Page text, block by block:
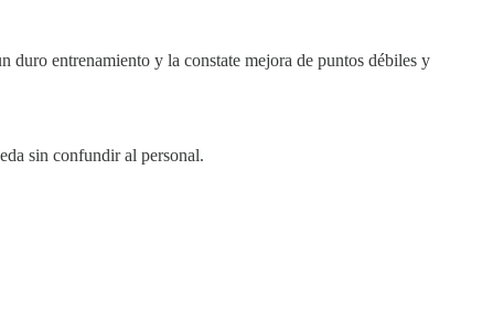
duro entrenamiento y la constate mejora de puntos débiles y
sin confundir al personal.